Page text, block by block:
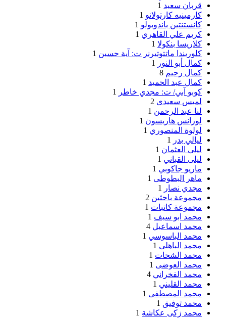
قربان سعيد 1
كارمينيه كارتولانو 1
كانستنتين باندوبولو 1
كريم علي القاهري 1
كلاريسا بنكولا 1
كلوريندا ماتتوتيرنر ت: آية حسين 1
كمال أبو النور
1
كمال رحيم 8
كمال عبد الحميد 1
كوبو آبي/ ت: مجدي خاطر
1
لميس سعيدى 2
لنا عبد الرحمن 1
لورانس هاريسون 1
لولوة المنصوري 1
ليالي بدر
1
ليلى العثمان 1
ليلى القباني 1
ماريو جاكوبي 1
ماهر البطوطى 1
مجدي نصار
1
مجموعة باحثين 2
مجموعة كاتبات 1
محمد ابو سيف 1
محمد اسماعيل 4
محمد الباسوسي 1
محمد الباهلى 1
محمد الشحات 1
محمد العوضى 1
محمد الفخراني 4
محمد القليني 1
محمد المصطفى 1
محمد توفيق 1
محمد زكى عكاشة 1